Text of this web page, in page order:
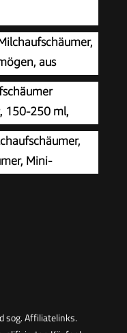
aus
und kalter
Cappuccino
150-250 ml,
kabellos, für
Schokolade,
Mini-
sog. Affiliatelinks.